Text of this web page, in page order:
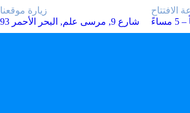
زيارة موقعنا
93 شارع 9, مرسى علم, البحر الأحمر
الافتتاح